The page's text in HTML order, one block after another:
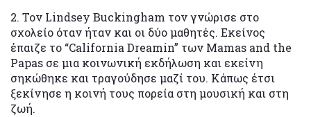
2. Τον Lindsey Buckingham τον γνώρισε στο
σχολείο όταν ήταν και οι δύο μαθητές. Εκείνος
έπαιζε το “California Dreamin” των Mamas and the
Papas σε μια κοινωνική εκδήλωση και εκείνη
σηκώθηκε και τραγούδησε μαζί του. Κάπως έτσι
ξεκίνησε η κοινή τους πορεία στη μουσική και στη
ζωή.